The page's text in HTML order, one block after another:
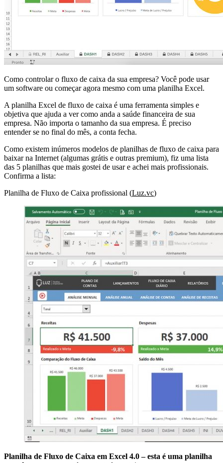
Como controlar o fluxo de caixa da sua empresa? Você pode usar
um software ou começar agora mesmo com uma planilha Excel.
A planilha Excel de fluxo de caixa é uma ferramenta simples e
objetiva que ajuda a ver como anda a saúde financeira de sua
empresa. Não importa o tamanho da sua empresa. É preciso
entender se no final do mês, a conta fecha.
Como existem inúmeros modelos de planilhas de fluxo de caixa para
baixar na Internet (algumas grátis e outras premium), fiz uma lista
das 5 planilhas que mais gostei de usar e achei mais profissionais.
Confirma a lista:
Planilha de Fluxo de Caixa profissional (Luz.vc)
Planilha de Fluxo de Caixa em Excel 4.0 – esta é uma planilha